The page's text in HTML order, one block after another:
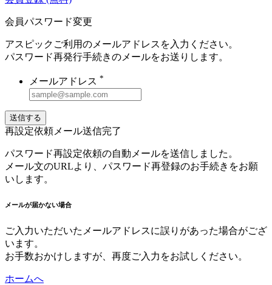
会員パスワード変更
アスピックご利用のメールアドレスを入力ください。
パスワード再発行手続きのメールをお送りします。
メールアドレス *
送信する
再設定依頼メール送信完了
パスワード再設定依頼の自動メールを送信しました。
メール文のURLより、パスワード再登録のお手続きをお願
いします。
メールが届かない場合
ご入力いただいたメールアドレスに誤りがあった場合がござ
います。
お手数おかけしますが、再度ご入力をお試しください。
ホームへ